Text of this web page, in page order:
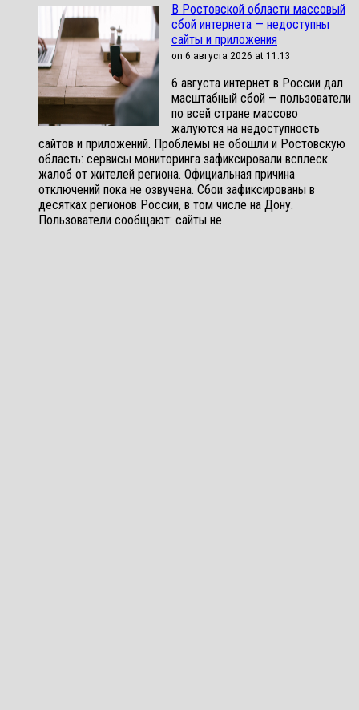
В Ростовской области массовый
сбой интернета — недоступны
сайты и приложения
on 6 августа 2026 at 11:13
6 августа интернет в России дал
масштабный сбой — пользователи
по всей стране массово
жалуются на недоступность
сайтов и приложений. Проблемы не обошли и Ростовскую
область: сервисы мониторинга зафиксировали всплеск
жалоб от жителей региона. Официальная причина
отключений пока не озвучена. Сбои зафиксированы в
десятках регионов России, в том числе на Дону.
Пользователи сообщают: сайты не